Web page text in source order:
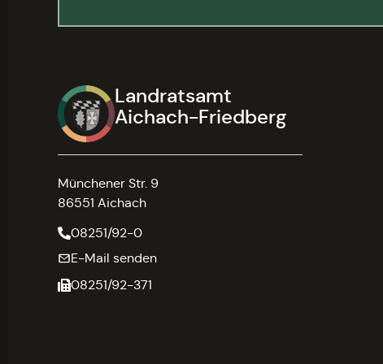
Landratsamt
Aichach-Friedberg
Münchener Str. 9
86551 Aichach
08251/92-0
E-Mail senden
08251/92-371